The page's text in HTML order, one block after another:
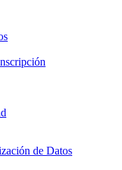
de Datos